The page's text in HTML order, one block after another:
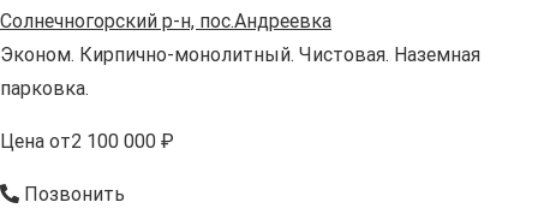
Солнечногорский р-н, пос.Андреевка
Эконом. Кирпично-монолитный. Чистовая. Наземная
парковка.
Цена от2 100 000 ₽
Позвонить